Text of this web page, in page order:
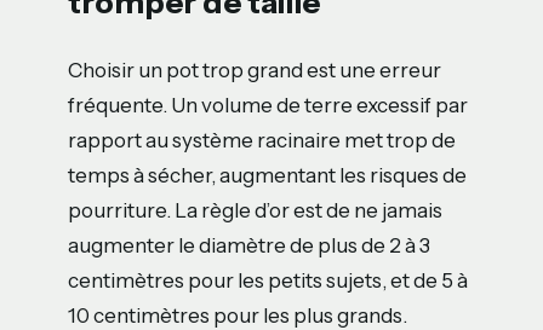
Choisir un pot trop grand est une erreur
fréquente. Un volume de terre excessif par
rapport au système racinaire met trop de
temps à sécher, augmentant les risques de
pourriture. La règle d’or est de ne jamais
augmenter le diamètre de plus de 2 à 3
centimètres pour les petits sujets, et de 5 à
10 centimètres pour les plus grands.